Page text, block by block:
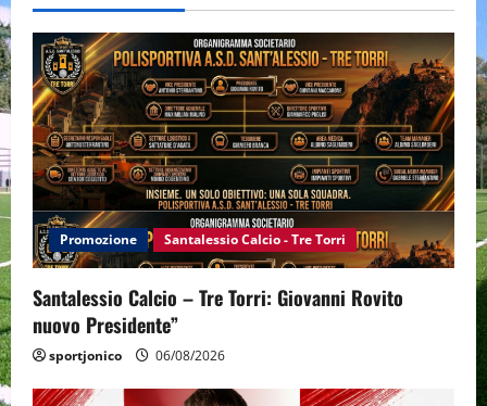
Promozione Santalessio Calcio - Tre Torri
Santalessio Calcio – Tre Torri: Giovanni Rovito
nuovo Presidente”
sportjonico 06/08/2026